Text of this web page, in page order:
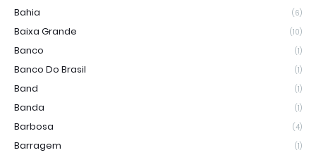
Bahia (6)
Baixa Grande (10)
Banco (1)
Banco Do Brasil (1)
Band (1)
Banda (1)
Barbosa (4)
Barragem (1)